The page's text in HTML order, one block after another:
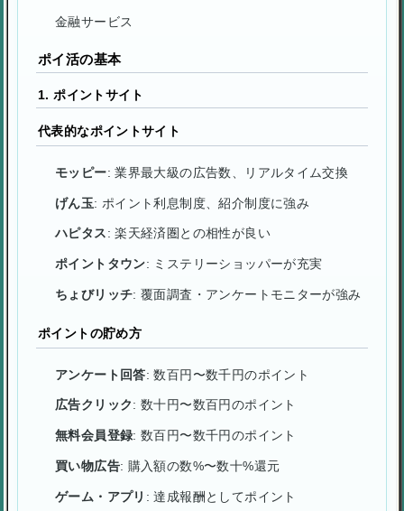
金融サービス
ポイ活の基本
1. ポイントサイト
代表的なポイントサイト
モッピー: 業界最大級の広告数、リアルタイム交換
げん玉: ポイント利息制度、紹介制度に強み
ハピタス: 楽天経済圏との相性が良い
ポイントタウン: ミステリーショッパーが充実
ちょびリッチ: 覆面調査・アンケートモニターが強み
ポイントの貯め方
アンケート回答: 数百円〜数千円のポイント
広告クリック: 数十円〜数百円のポイント
無料会員登録: 数百円〜数千円のポイント
買い物広告: 購入額の数%〜数十%還元
ゲーム・アプリ : 達成報酬としてポイント